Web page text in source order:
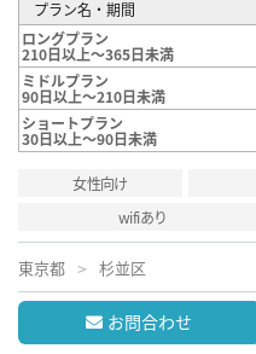
プラン名・期間
ロングプラン
210日以上～365日未満
ミドルプラン
90日以上～210日未満
ショートプラン
30日以上～90日未満
女性向け
wifiあり
東京都 杉並区
お問合わせ